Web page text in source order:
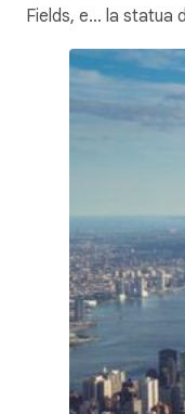
Fields, e… la statua